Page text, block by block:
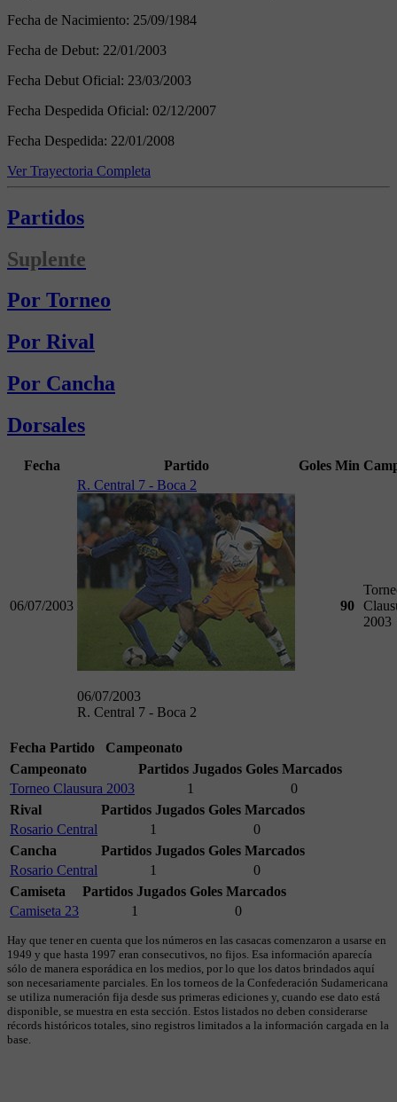
Fecha de Nacimiento: 25/09/1984
Fecha de Debut: 22/01/2003
Fecha Debut Oficial: 23/03/2003
Fecha Despedida Oficial: 02/12/2007
Fecha Despedida: 22/01/2008
Ver Trayectoria Completa
Partidos
Suplente
Por Torneo
Por Rival
Por Cancha
Dorsales
Fecha Partido Goles Min
06/07/2003
R. Central 7 - Boca 2
06/07/2003
R. Central 7 - Boca 2
90
2003
Fecha Partido
Campeonato
Campeonato
Partidos Jugados Goles Marcados
Torneo Clausura 2003
1
0
Rival
Partidos Jugados Goles Marcados
Rosario Central
1
0
Cancha
Partidos Jugados Goles Marcados
Rosario Central
1
0
Camiseta
Partidos Jugados Goles Marcados
Camiseta 23
1 0
Hay que tener en cuenta que los números en las casacas comenzaron a usarse en
1949 y que hasta 1997 eran consecutivos, no fijos. Esa información aparecía
sólo de manera esporádica en los medios, por lo que los datos brindados aquí
son necesariamente parciales. En los torneos de la Confederación Sudamericana
se utiliza numeración fija desde sus primeras ediciones y, cuando ese dato está
disponible, se muestra en esta sección. Estos listados no deben considerarse
récords históricos totales, sino registros limitados a la información cargada en la
base.